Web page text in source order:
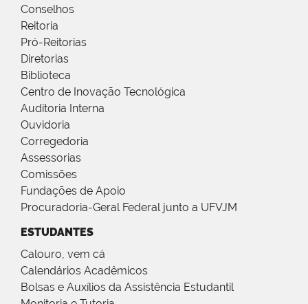
Conselhos
Reitoria
Pró-Reitorias
Diretorias
Biblioteca
Centro de Inovação Tecnológica
Auditoria Interna
Ouvidoria
Corregedoria
Assessorias
Comissões
Fundações de Apoio
Procuradoria-Geral Federal junto a UFVJM
ESTUDANTES
Calouro, vem cá
Calendários Acadêmicos
Bolsas e Auxílios da Assistência Estudantil